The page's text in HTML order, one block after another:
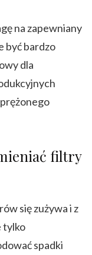
na zapewniany
być bardzo
dla
filtry
się zużywa i z
tylko
spadki